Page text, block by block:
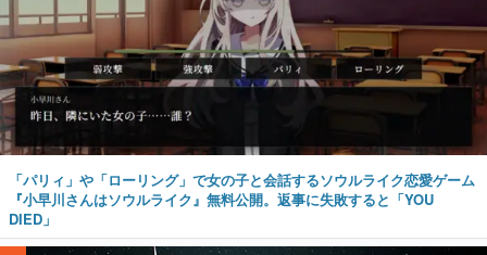
「パリィ」や「ローリング」で女の子と会話するソウルライク恋愛ゲーム
『小早川さんはソウルライク』無料公開。返事に失敗すると「YOU
DIED」